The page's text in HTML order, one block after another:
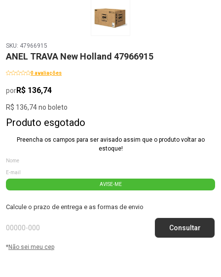
SKU: 47966915
ANEL TRAVA New Holland 47966915
0 avaliações
porR$ 136,74
R$ 136,74 no boleto
Produto esgotado
Preencha os campos para ser avisado assim que o produto voltar ao
estoque!
AVISE-ME
Calcule o prazo de entrega e as formas de envio
*Não sei meu cep